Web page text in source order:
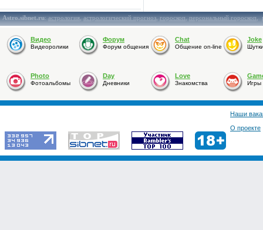
Astro.sibnet.ru:астрология,астрологический прогноз,гороскоп,персональный гороскоп,
Видео
Видеоролики
Форум
Форум общения
Chat
Общение on-line
Joke
Photo
Фотоальбомы
Day
Дневники
Love
Знакомства Игры
Наши
О проекте